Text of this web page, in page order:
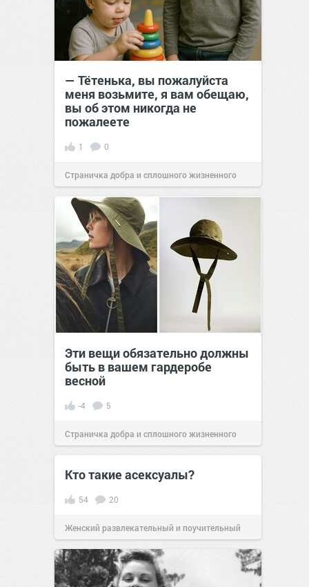
— Тётенька, вы пожалуйста
меня возьмите, я вам обещаю,
вы об этом никогда не
пожалеете
1 0
Страничка добра и сплошного жизненного
позитива!16:2014 апр 2025
Эти вещи обязательно должны
быть в вашем гардеробе
весной
-4 5
Страничка добра и сплошного жизненного
позитива! 07:39 20 апр 2026
Кто такие асексуалы?
54 20
Женский развлекательный и поучительный
сайт.20:3901 ноя 2019